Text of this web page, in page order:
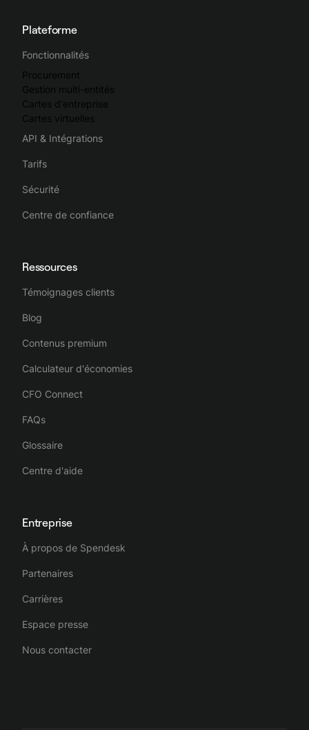
Plateforme
Fonctionnalités
Procurement
Gestion multi-entités
Cartes d'entreprise
Cartes virtuelles
API & Intégrations
Tarifs
Sécurité
Centre de confiance
Ressources
Témoignages clients
Blog
Contenus premium
Calculateur d'économies
CFO Connect
FAQs
Glossaire
Centre d'aide
Entreprise
À propos de Spendesk
Partenaires
Carrières
Espace presse
Nous contacter